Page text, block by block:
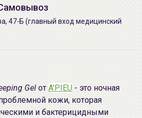
47-Б (главный вход медицинский
Gel от A'PIEU - это ночная
кожи, которая
и бактерицидными